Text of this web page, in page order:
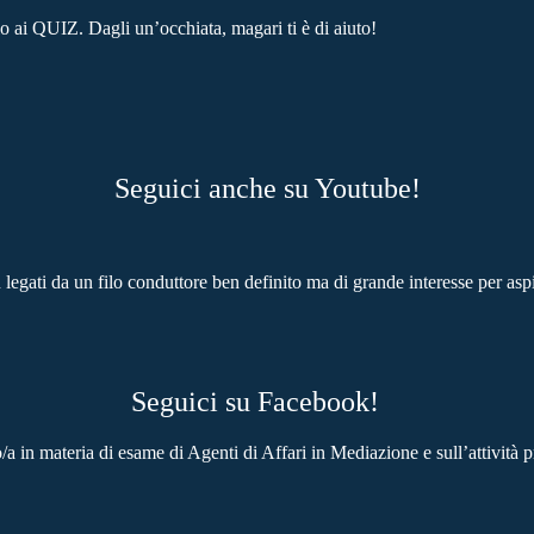
ai QUIZ. Dagli un’occhiata, magari ti è di aiuto!
Seguici anche su Youtube!
da un filo conduttore ben definito ma di grande interesse per
Seguici su Facebook!
in materia di esame di Agenti di Affari in Mediazione e sull’attività